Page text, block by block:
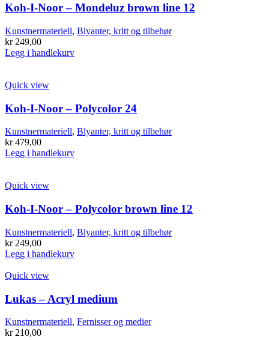
Koh-I-Noor – Mondeluz brown line 12
Kunstnermateriell, Blyanter, kritt og tilbehør
kr249,00
Legg i handlekurv
Quick view
Koh-I-Noor – Polycolor 24
Kunstnermateriell, Blyanter, kritt og tilbehør
kr479,00
Legg i handlekurv
Quick view
Koh-I-Noor – Polycolor brown line 12
Kunstnermateriell, Blyanter, kritt og tilbehør
kr249,00
Legg i handlekurv
Quick view
Lukas – Acryl medium
Kunstnermateriell, Fernisser og medier
kr210,00